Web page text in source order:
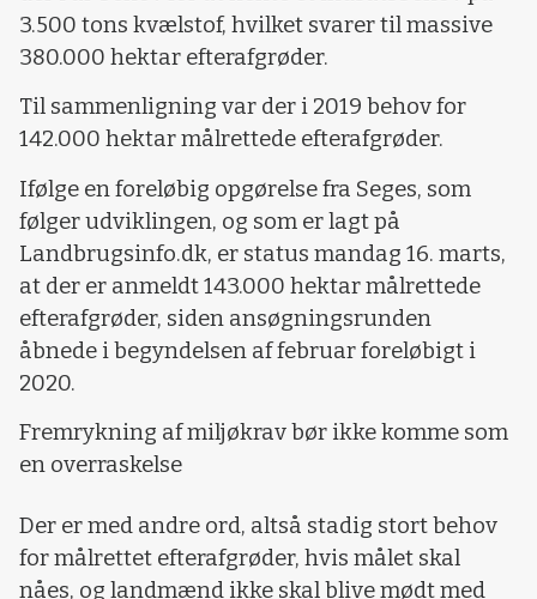
3.500 tons kvælstof, hvilket svarer til massive
380.000 hektar efterafgrøder.
Til sammenligning var der i 2019 behov for
142.000 hektar målrettede efterafgrøder.
Ifølge en foreløbig opgørelse fra Seges, som
følger udviklingen, og som er lagt på
Landbrugsinfo.dk, er status mandag 16. marts,
at der er anmeldt 143.000 hektar målrettede
efterafgrøder, siden ansøgningsrunden
åbnede i begyndelsen af februar foreløbigt i
2020.
Fremrykning af miljøkrav bør ikke komme som
en overraskelse
Der er med andre ord, altså stadig stort behov
for målrettet efterafgrøder, hvis målet skal
nåes, og landmænd ikke skal blive mødt med